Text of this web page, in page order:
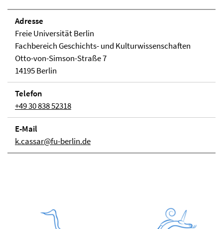
Adresse
Freie Universität Berlin
Fachbereich Geschichts- und Kulturwissenschaften
Otto-von-Simson-Straße 7
14195 Berlin
Telefon
+49 30 838 52318
E-Mail
k.cassar@fu-berlin.de